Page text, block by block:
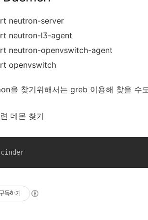
neutron-server
neutron-l3-agent
neutron-openvswitch-agent
openvswitch
을 찾기위해서는 greb 이용해 찾을 수
데몬 찾기
독하기